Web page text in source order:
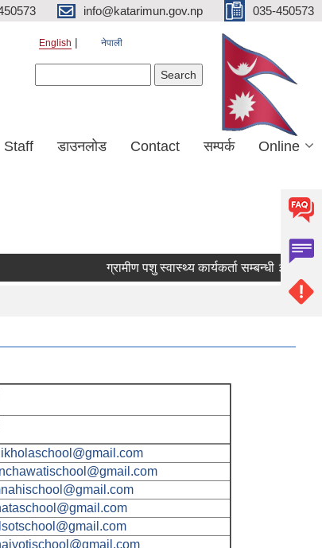
info@katarimun.gov.np 035-450573
English नेपाली
Staff डाउनलोड Contact सम्पर्क Online
ग्रामीण पशु स्वास्थ्य कार्यकर्ता सम्बन्धी ३५ दिने